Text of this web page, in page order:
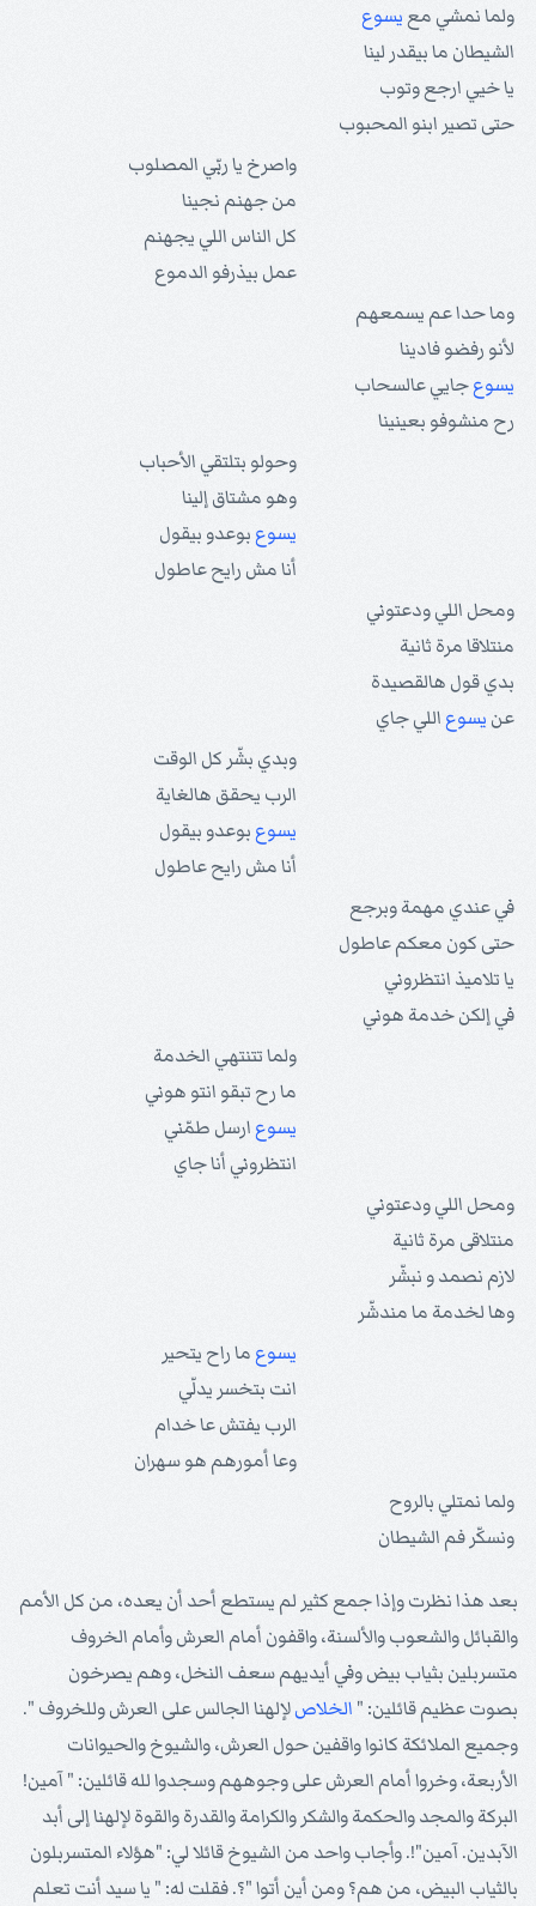
ولما نمشي مع يسوع
الشيطان ما بيقدر لينا
يا خيي ارجع وتوب
حتى تصير ابنو المحبوب
واصرخ يا ربّي المصلوب
من جهنم نجينا
كل الناس اللي يجهنم
عمل بيذرفو الدموع
وما حدا عم يسمعهم
لأنو رفضو فادينا
يسوعجايي عالسحاب
رح منشوفو بعينينا
وحولو بتلتقي الأحباب
وهو مشتاق إلينا
يسوع بوعدو بيقول
أنا مش رايح عاطول
ومحل اللي ودعتوني
منتلاقا مرة ثانية
بدي قول هالقصيدة
عن يسوع اللي جاي
وبدي بشّر كل الوقت
الرب يحقق هالغاية
يسوع بوعدو بيقول
أنا مش رايح عاطول
في عندي مهمة وبرجع
حتى كون معكم عاطول
يا تلاميذ انتظروني
في إلكن خدمة هوني
ولما تتنتهي الخدمة
ما رح تبقو انتو هوني
يسوع ارسل طمّني
انتظروني أنا جاي
ومحل اللي ودعتوني
منتلاقى مرة ثانية
لازم نصمد و نبشّر
وها لخدمة ما مندشّر
يسوع ما راح يتحير
انت بتخسر يدلّي
الرب يفتش عا خدام
وعا أمورهم هو سهران
ولما نمتلي بالروح
ونسكّر فم الشيطان
بعد هذا نظرت وإذا جمع كثير لم يستطع أحد أن يعده، من كل الأمم
والقبائل والشعوب والألسنة، واقفون أمام العرش وأمام الخروف
متسربلين بثياب بيض وفي أيديهم سعف النخل، وهم يصرخون
بصوت عظيم قائلين: " الخلاصلإلهنا الجالس على العرش وللخروف ".
وجميع الملائكة كانوا واقفين حول العرش، والشيوخ والحيوانات
الأربعة، وخروا أمام العرش على وجوههم وسجدوا لله قائلين: " آمين!
البركة والمجد والحكمة والشكر والكرامة والقدرة والقوة لإلهنا إلى أبد
الآبدين. آمين"!. وأجاب واحد من الشيوخ قائلا لي: "هؤلاء المتسربلون
بالثياب البيض، من هم؟ ومن أين أتوا "؟. فقلت له: " يا سيد أنت تعلم